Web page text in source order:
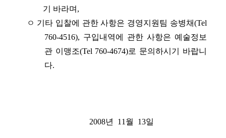
기 바라며,
ㅇ 기타 입찰에 관한 사항은 경영지원팀 송병채(Tel
760-4516), 구입내역에 관한 사항은 예술정보
관 이맹조(Tel 760-4674)로 문의하시기 바랍니
다.
2008년 11월 13일